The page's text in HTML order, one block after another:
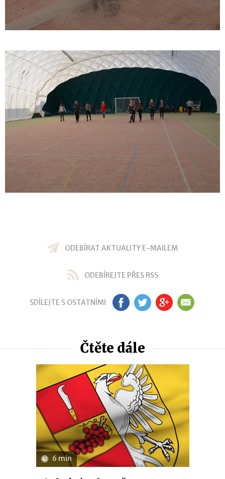
ODEBÍRAT AKTUALITY E-MAILEM
ODEBÍREJTE PŘES RSS
SDÍLEJTE S OSTATNÍMI FB TW GP EM
Čtěte dále
6 min